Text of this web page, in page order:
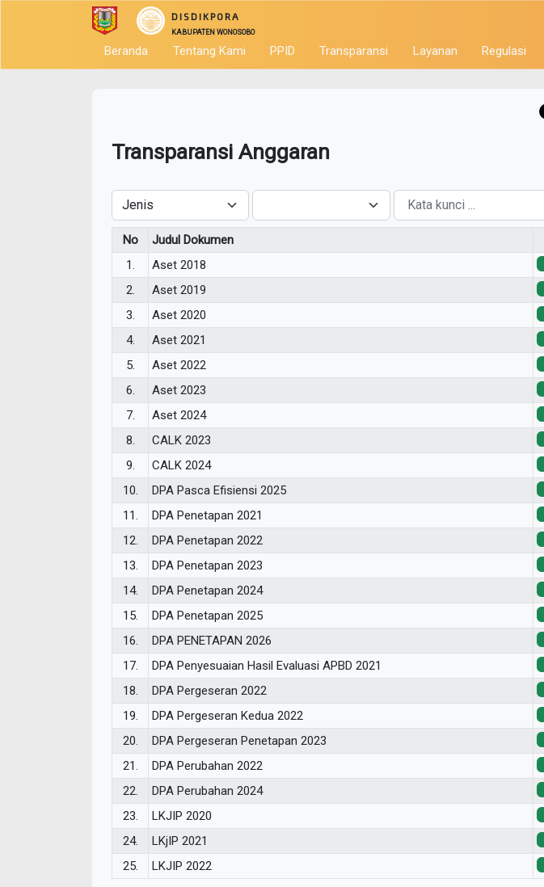
DISDIKPORA
KABUPATEN WONOSOBO
Beranda Tentang Kami PPID Transparansi Layanan Regulasi
Transparansi Anggaran
No Judul Dokumen
1.
Aset 2018
2. Aset 2019
3. Aset 2020
4. Aset 2021
5. Aset 2022
6. Aset 2023
7. Aset 2024
8. CALK 2023
9. CALK 2024
10. DPA Pasca Efisiensi 2025
11. DPA Penetapan 2021
12. DPA Penetapan 2022
13. DPA Penetapan 2023
14. DPA Penetapan 2024
15. DPA Penetapan 2025
16. DPA PENETAPAN 2026
17. DPA Penyesuaian Hasil Evaluasi APBD 2021
18. DPA Pergeseran 2022
19. DPA Pergeseran Kedua 2022
20. DPA Pergeseran Penetapan 2023
21. DPA Perubahan 2022
22. DPA Perubahan 2024
23. LKJIP 2020
24. LKjIP 2021
25. LKJIP 2022